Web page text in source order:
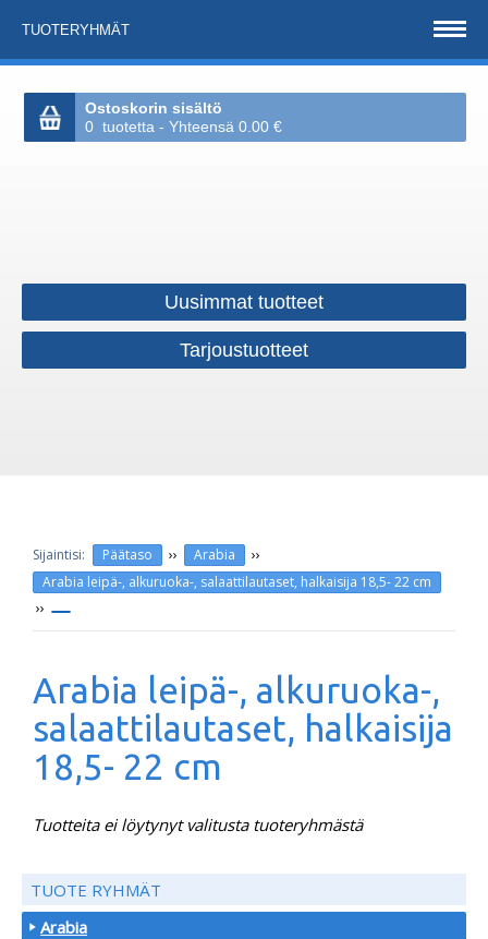
TUOTERYHMÄT
Ostoskorin sisältö
0 tuotetta - Yhteensä 0.00 €
Uusimmat tuotteet
Tarjoustuotteet
Päätaso ›› Arabia ››
Arabia leipä-, alkuruoka-, salaattilautaset, halkaisija 18,5- 22 cm
››
Arabia leipä-, alkuruoka-,
salaattilautaset, halkaisija
18,5- 22 cm
Tuotteita ei löytynyt valitusta tuoteryhmästä
TUOTE RYHMÄT
Arabia